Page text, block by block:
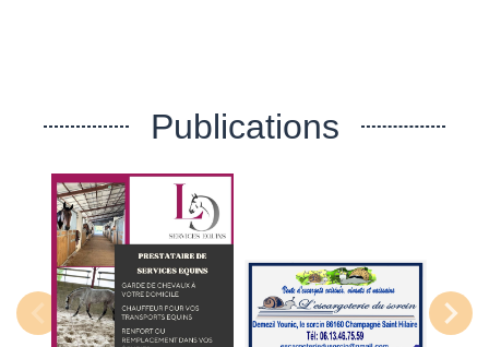
Publications